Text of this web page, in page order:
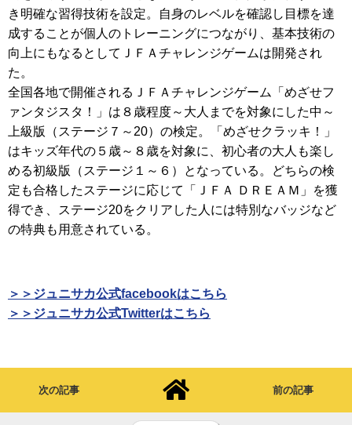
き明確な習得技術を設定。自身のレベルを確認し目標を達
成することが個人のトレーニングにつながり、基本技術の
向上にもなるとしてＪＦＡチャレンジゲームは開発され
た。
全国各地で開催されるＪＦＡチャレンジゲーム「めざせフ
ァンタジスタ！」は８歳程度～大人までを対象にした中～
上級版（ステージ７～20）の検定。「めざせクラッキ！」
はキッズ年代の５歳～８歳を対象に、初心者の大人も楽し
める初級版（ステージ１～６）となっている。どちらの検
定も合格したステージに応じて「ＪＦＡ ＤＲＥＡＭ」を獲
得でき、ステージ20をクリアした人には特別なバッジなど
の特典も用意されている。
＞＞ジュニサカ公式facebookはこちら
＞＞ジュニサカ公式Twitterはこちら
次の記事 前の記事